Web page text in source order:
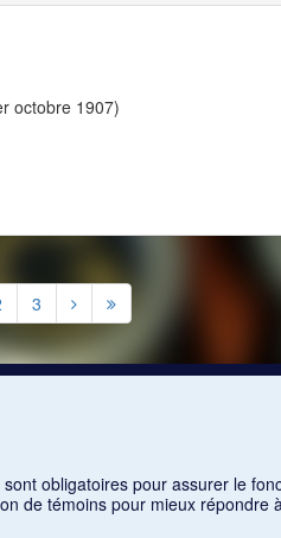
octobre 1907)
3
obligatoires pour assurer le
de témoins pour mieux répondre